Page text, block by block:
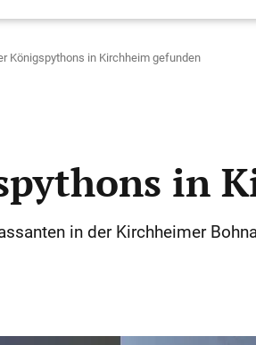
Königspythons in Kirchheim gefunden
in
in der Kirchheimer